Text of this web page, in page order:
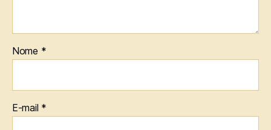
Nome *
E-mail *